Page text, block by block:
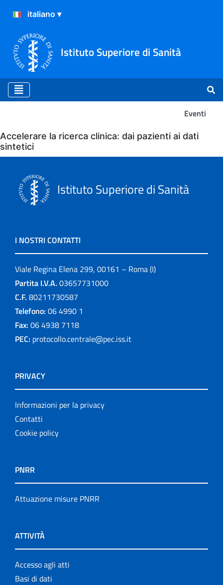
Istituto Superiore di Sanità
Eventi
Eventi
Accelerare la ricerca clinica: dai pazienti ai dati
sintetici
Istituto Superiore di Sanità
I NOSTRI CONTATTI
Viale Regina Elena 299, 00161 – Roma (I)
Partita I.V.A. 03657731000
C.F. 80211730587
Telefono: 06 4990 1
Fax: 06 4938 7118
PEC: protocollo.centrale@pec.iss.it
PRIVACY
Informazioni per la privacy
Contatti
Cookie policy
PNRR
Attuazione misure PNRR
ATTIVITÀ
Accesso agli atti
Basi di dati